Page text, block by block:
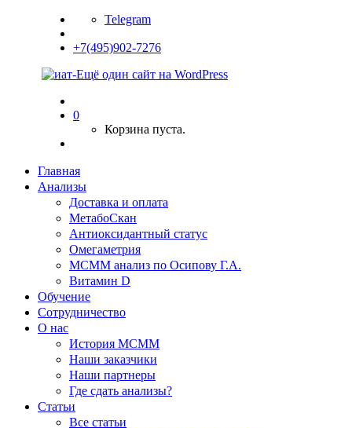
Telegram
+7(495)902-7276
0
Корзина пуста.
Главная
Анализы
Доставка и оплата
МетабоСкан
Антиоксидантный статус
Омегаметрия
МСММ анализ по Осипову Г.А.
Витамин D
Обучение
Сотрудничество
О нас
История МСММ
Наши заказчики
Наши партнеры
Где сдать анализы?
Статьи
Все статьи